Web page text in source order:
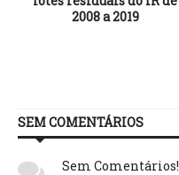
2008 a 2019
SEM COMENTÁRIOS
Sem Comentários!